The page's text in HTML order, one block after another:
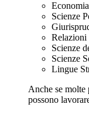
Scienze
Relazioni
Scienze
Scienze
Lingue
Anche se
possono